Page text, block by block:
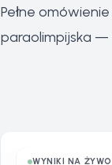
Pełne
paraolimpijska —
WYNIKI NA ŻYWO